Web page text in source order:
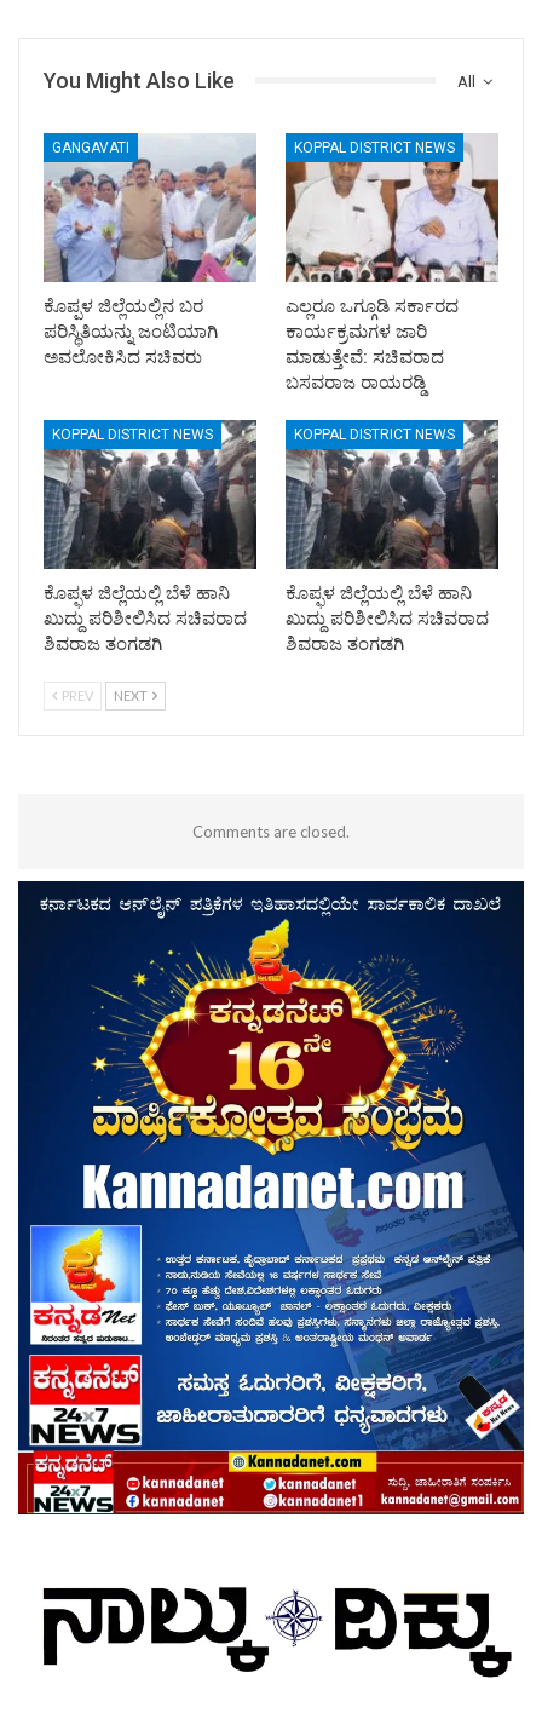
All
You Might Also Like
GANGAVATI
ಕೊಪ್ಪಳ ಜಿಲ್ಲೆಯಲ್ಲಿನ ಬರ
ಪರಿಸ್ಥಿತಿಯನ್ನು ಜಂಟಿಯಾಗಿ
ಅವಲೋಕಿಸಿದ ಸಚಿವರು
KOPPAL DISTRICT NEWS
ಎಲ್ಲರೂ ಒಗ್ಗೂಡಿ ಸರ್ಕಾರದ
ಕಾರ್ಯಕ್ರಮಗಳ ಜಾರಿ
ಮಾಡುತ್ತೇವೆ: ಸಚಿವರಾದ
ಬಸವರಾಜ ರಾಯರಡ್ಡಿ
KOPPAL DISTRICT NEWS
ಕೊಪ್ಫಳ ಜಿಲ್ಲೆಯಲ್ಲಿ ಬೆಳೆ ಹಾನಿ
ಖುದ್ದು ಪರಿಶೀಲಿಸಿದ ಸಚಿವರಾದ
ಶಿವರಾಜ ತಂಗಡಗಿ
KOPPAL DISTRICT NEWS
ಕೊಪ್ಫಳ ಜಿಲ್ಲೆಯಲ್ಲಿ ಬೆಳೆ ಹಾನಿ
ಖುದ್ದು ಪರಿಶೀಲಿಸಿದ ಸಚಿವರಾದ
ಶಿವರಾಜ ತಂಗಡಗಿ
PREV NEXT
Comments are closed.